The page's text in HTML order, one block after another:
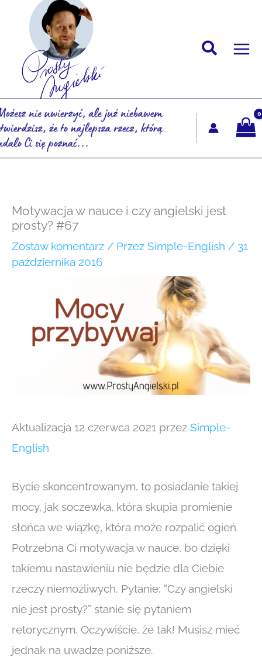
Przejdź
Motywacja w nauce i czy angielski jest
prosty? #67
Zostaw komentarz / Przez Simple-English / 31
października 2016
Aktualizacja 12 czerwca 2021 przez Simple-
English
Bycie skoncentrowanym, to posiadanie takiej
mocy, jak soczewka, która skupia promienie
słońca we wiązkę, która może rozpalić ogień.
Potrzebna Ci motywacja w nauce, bo dzięki
takiemu nastawieniu nie będzie dla Ciebie
rzeczy niemożliwych. Pytanie: “Czy angielski
nie jest prosty?” stanie się pytaniem
retorycznym. Oczywiście, że tak! Musisz mieć
jednak na uwadze poniższe.